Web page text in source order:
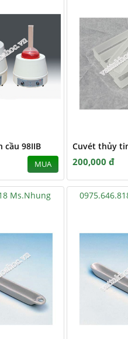
cầu 98IIB
MUA
Cuvét thủy
200,000 đ
Ms.Nhung